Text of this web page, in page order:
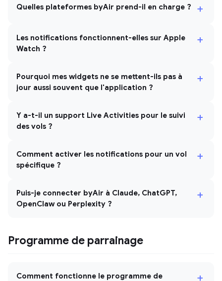
Quelles plateformes byAir prend-il en charge ? +
Les notifications fonctionnent-elles sur Apple
Watch ?
+
Pourquoi mes widgets ne se mettent-ils pas à
jour aussi souvent que l'application ?
+
Y a-t-il un support Live Activities pour le suivi
des vols ?
+
Comment activer les notifications pour un vol
spécifique ?
+
Puis-je connecter byAir à Claude, ChatGPT,
OpenClaw ou Perplexity ?
+
Programme de parrainage
Comment fonctionne le programme de +